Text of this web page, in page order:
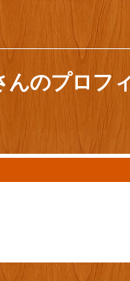
んのプロフ